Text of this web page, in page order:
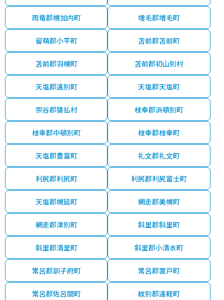
雨竜郡幌加内町 増毛郡増毛町
留萌郡小平町 苫前郡苫前町
苫前郡羽幌町 苫前郡初山別村
天塩郡遠別町 天塩郡天塩町
宗谷郡猿払村 枝幸郡浜頓別町
枝幸郡中頓別町 枝幸郡枝幸町
天塩郡豊富町 礼文郡礼文町
利尻郡利尻町 利尻郡利尻富士町
天塩郡幌延町 網走郡美幌町
網走郡津別町 斜里郡斜里町
斜里郡清里町 斜里郡小清水町
常呂郡訓子府町 常呂郡置戸町
常呂郡佐呂間町 紋別郡遠軽町